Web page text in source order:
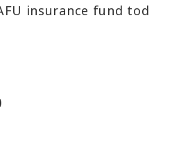
insurance fund tod